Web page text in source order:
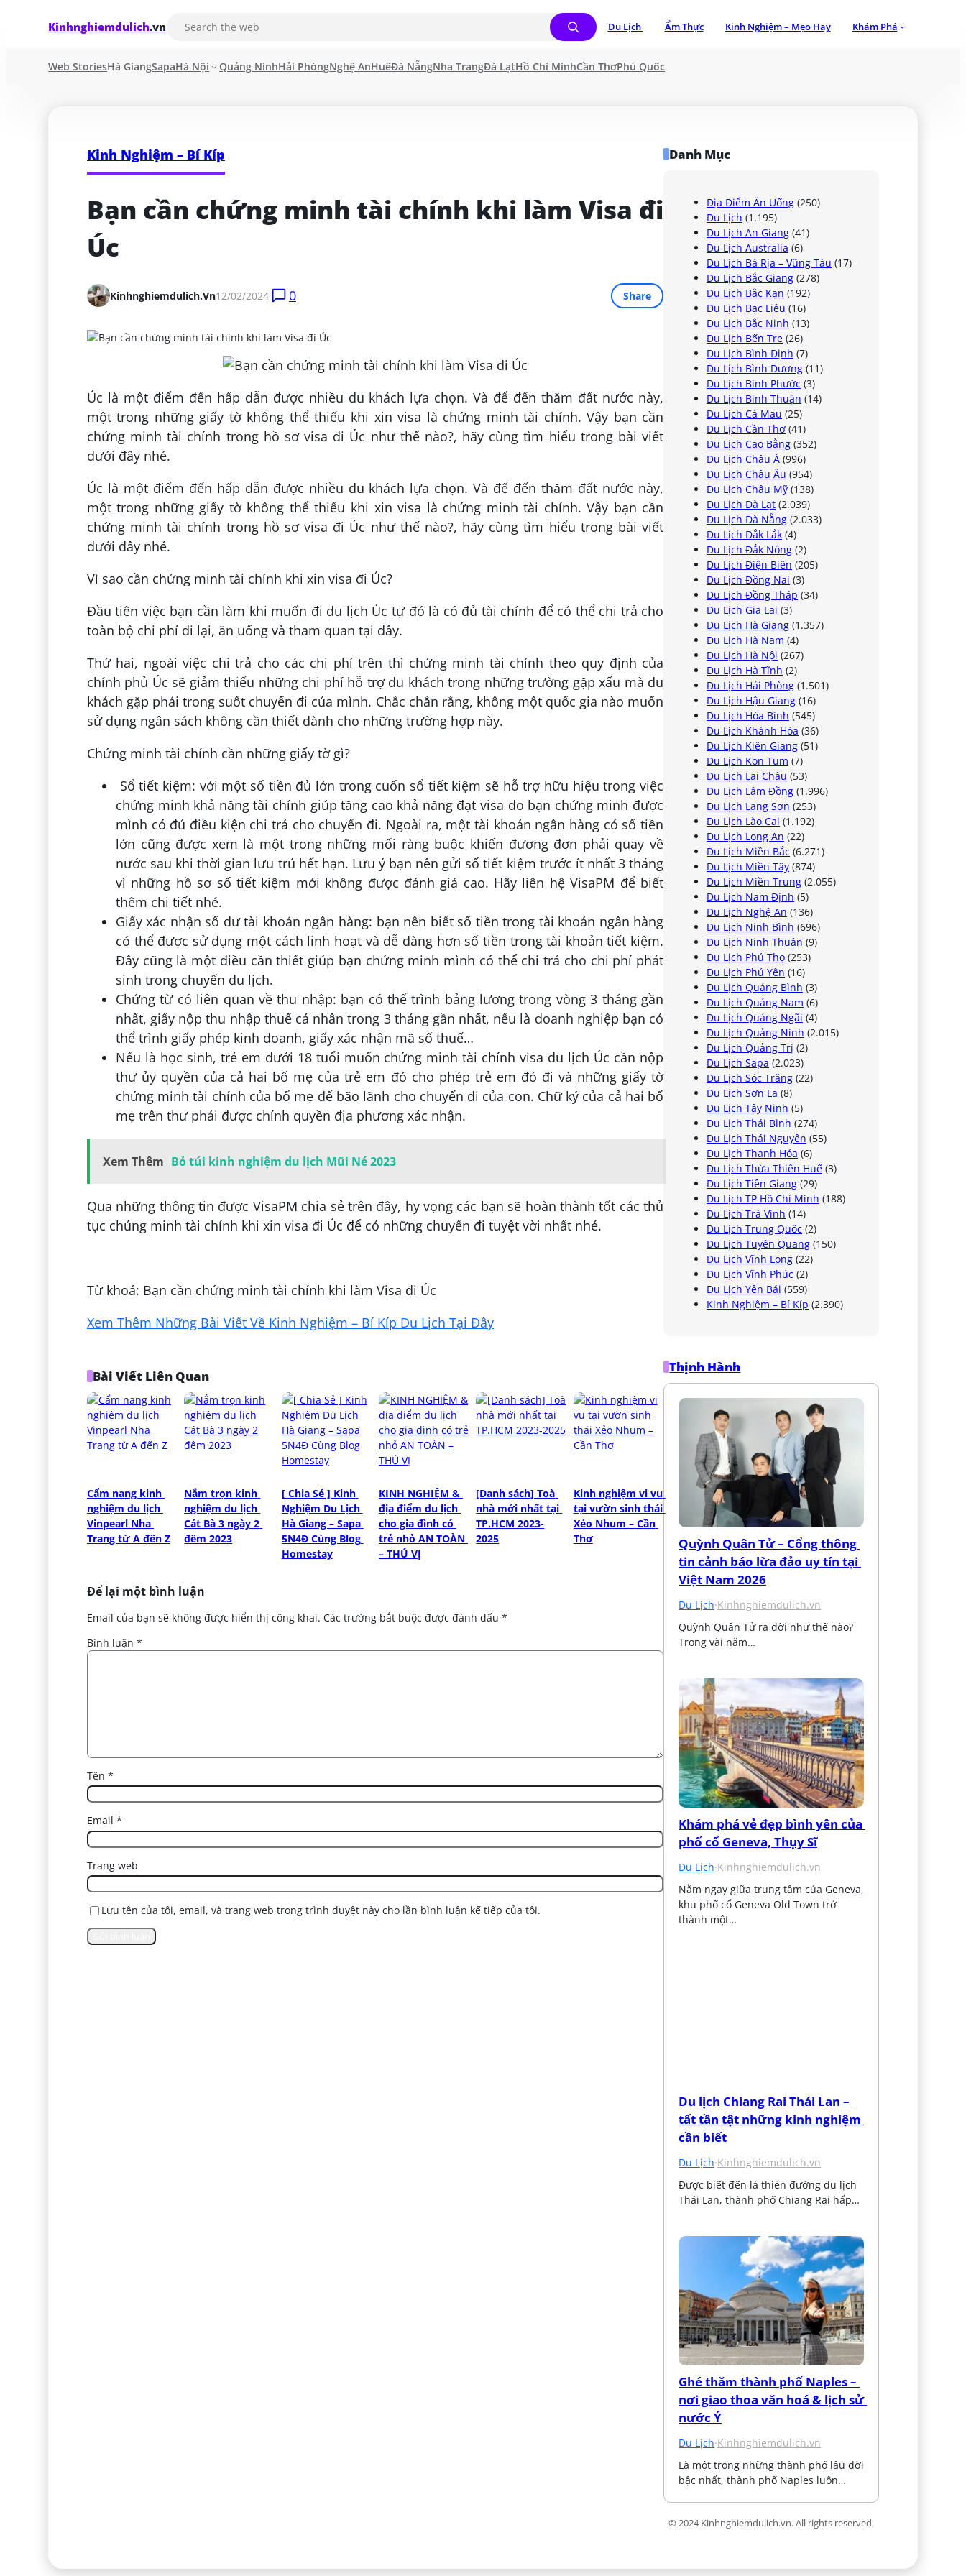
Kinhnghiemdulich.vn Du Lịch Ẩm Thực Kinh Nghiệm – Mẹo Hay Khám Phá
Web StoriesHà GiangSapaHà Nội Quảng NinhHải PhòngNghệ AnHuếĐà NẵngNha TrangĐà LạtHồ Chí MinhCần ThơPhú Quốc
Kinh Nghiệm – Bí Kíp
Bạn cần chứng minh tài chính khi làm Visa đi
Úc
Kinhnghiemdulich.vn12/02/2024 0 Share
Úc là một điểm đến hấp dẫn được nhiều du khách lựa chọn. Và để đến thăm đất nước này,
một trong những giấy tờ không thể thiếu khi xin visa là chứng minh tài chính. Vậy bạn cần
chứng minh tài chính trong hồ sơ visa đi Úc như thế nào?, hãy cùng tìm hiểu trong bài viết
dưới đây nhé.
Úc là một điểm đến hấp dẫn được nhiều du khách lựa chọn. Và để đến thăm đất nước này,
một trong những giấy tờ không thể thiếu khi xin visa là chứng minh tài chính. Vậy bạn cần
chứng minh tài chính trong hồ sơ visa đi Úc như thế nào?, hãy cùng tìm hiểu trong bài viết
dưới đây nhé.
Vì sao cần chứng minh tài chính khi xin visa đi Úc?
Đầu tiên việc bạn cần làm khi muốn đi du lịch Úc tự đó là có đủ tài chính để có thể chi trả cho
toàn bộ chi phí đi lại, ăn uống và tham quan tại đây.
Thứ hai, ngoài việc chi trả cho các chi phí trên thì chứng minh tài chính theo quy định của
chính phủ Úc sẽ giảm thiểu những chi phí hỗ trợ du khách trong những trường gặp xấu mà du
khách gặp phải trong suốt chuyến đi của mình. Chắc chắn rằng, không một quốc gia nào muốn
sử dụng ngân sách không cần thiết dành cho những trường hợp này.
Chứng minh tài chính cần những giấy tờ gì?
Sổ tiết kiệm: với một số tiền đủ lớn trong cuốn sổ tiết kiệm sẽ hỗ trợ hữu hiệu trong việc
chứng minh khả năng tài chính giúp tăng cao khả năng đạt visa do bạn chứng minh được
mình có đủ điều kiện chi trả cho chuyến đi. Ngoài ra, một tài khoản ngân hàng có số tiền
lớn cũng được xem là một trong những mối ràng buộc khiến đương đơn phải quay về
nước sau khi thời gian lưu trú hết hạn. Lưu ý bạn nên gửi số tiết kiệm trước ít nhất 3 tháng
vì những hồ sơ số tiết kiệm mới không được đánh giá cao. Hãy liên hệ VisaPM để biết
thêm chi tiết nhé.
Giấy xác nhận số dư tài khoản ngân hàng: bạn nên biết số tiền trong tài khoản ngân hàng
có thể được sử dụng một cách linh hoạt và dễ dàng hơn số tiền trong tài khoản tiết kiệm.
Đây cũng là một điều cần thiết giúp bạn chứng minh mình có thể chi trả cho chi phí phát
sinh trong chuyến du lịch.
Chứng từ có liên quan về thu nhập: bạn có thể trình bảng lương trong vòng 3 tháng gần
nhất, giấy nộp thu nhập thuế cá nhân trong 3 tháng gần nhất, nếu là doanh nghiệp bạn có
thể trình giấy phép kinh doanh, giấy xác nhận mã số thuế…
Nếu là học sinh, trẻ em dưới 18 tuổi muốn chứng minh tài chính visa du lịch Úc cần nộp
thư ủy quyền của cả hai bố mẹ của trẻ em đó cho phép trẻ em đó đi và những giấy tờ
chứng minh tài chính của bố mẹ để bão lãnh cho chuyến đi của con. Chữ ký của cả hai bố
mẹ trên thư phải được chính quyền địa phương xác nhận.
Xem Thêm Bỏ túi kinh nghiệm du lịch Mũi Né 2023
Qua những thông tin được VisaPM chia sẻ trên đây, hy vọng các bạn sẽ hoàn thành tốt các thủ
tục chúng minh tài chính khi xin visa đi Úc để có những chuyến đi tuyệt vời nhất nhé.
Từ khoá: Bạn cần chứng minh tài chính khi làm Visa đi Úc
Xem Thêm Những Bài Viết Về Kinh Nghiệm – Bí Kíp Du Lịch Tại Đây
Bài Viết Liên Quan
Cẩm nang kinh
nghiệm du lịch
Vinpearl Nha
Trang từ A đến Z
Nắm trọn kinh
nghiệm du lịch
Cát Bà 3 ngày 2
đêm 2023
[ Chia Sẻ ] Kinh
Nghiệm Du Lịch
Hà Giang – Sapa
5N4Đ Cùng Blog
Homestay
KINH NGHIỆM &
địa điểm du lịch
cho gia đình có
trẻ nhỏ AN TOÀN
– THÚ VỊ
[Danh sách] Toà
nhà mới nhất tại
TP.HCM 2023-
2025
Kinh nghiệm vi vu
tại vườn sinh thái
Xẻo Nhum – Cần
Thơ
Để lại một bình luận
Email của bạn sẽ không được hiển thị công khai. Các trường bắt buộc được đánh dấu *
Bình luận *
Tên *
Email *
Trang web
Lưu tên của tôi, email, và trang web trong trình duyệt này cho lần bình luận kế tiếp của tôi.
Danh Mục
Địa Điểm Ăn Uống (250)
Du Lịch (1.195)
Du Lịch An Giang (41)
Du Lịch Australia (6)
Du Lịch Bà Rịa – Vũng Tàu (17)
Du Lịch Bắc Giang (278)
Du Lịch Bắc Kạn (192)
Du Lịch Bạc Liêu (16)
Du Lịch Bắc Ninh (13)
Du Lịch Bến Tre (26)
Du Lịch Bình Định (7)
Du Lịch Bình Dương (11)
Du Lịch Bình Phước (3)
Du Lịch Bình Thuận (14)
Du Lịch Cà Mau (25)
Du Lịch Cần Thơ (41)
Du Lịch Cao Bằng (352)
Du Lịch Châu Á (996)
Du Lịch Châu Âu (954)
Du Lịch Châu Mỹ (138)
Du Lịch Đà Lạt (2.039)
Du Lịch Đà Nẵng (2.033)
Du Lịch Đắk Lắk (4)
Du Lịch Đắk Nông (2)
Du Lịch Điện Biên (205)
Du Lịch Đồng Nai (3)
Du Lịch Đồng Tháp (34)
Du Lịch Gia Lai (3)
Du Lịch Hà Giang (1.357)
Du Lịch Hà Nam (4)
Du Lịch Hà Nội (267)
Du Lịch Hà Tĩnh (2)
Du Lịch Hải Phòng (1.501)
Du Lịch Hậu Giang (16)
Du Lịch Hòa Bình (545)
Du Lịch Khánh Hòa (36)
Du Lịch Kiên Giang (51)
Du Lịch Kon Tum (7)
Du Lịch Lai Châu (53)
Du Lịch Lâm Đồng (1.996)
Du Lịch Lạng Sơn (253)
Du Lịch Lào Cai (1.192)
Du Lịch Long An (22)
Du Lịch Miền Bắc (6.271)
Du Lịch Miền Tây (874)
Du Lịch Miền Trung (2.055)
Du Lịch Nam Định (5)
Du Lịch Nghệ An (136)
Du Lịch Ninh Bình (696)
Du Lịch Ninh Thuận (9)
Du Lịch Phú Thọ (253)
Du Lịch Phú Yên (16)
Du Lịch Quảng Bình (3)
Du Lịch Quảng Nam (6)
Du Lịch Quảng Ngãi (4)
Du Lịch Quảng Ninh (2.015)
Du Lịch Quảng Trị (2)
Du Lịch Sapa (2.023)
Du Lịch Sóc Trăng (22)
Du Lịch Sơn La (8)
Du Lịch Tây Ninh (5)
Du Lịch Thái Bình (274)
Du Lịch Thái Nguyên (55)
Du Lịch Thanh Hóa (6)
Du Lịch Thừa Thiên Huế (3)
Du Lịch Tiền Giang (29)
Du Lịch TP Hồ Chí Minh (188)
Du Lịch Trà Vinh (14)
Du Lịch Trung Quốc (2)
Du Lịch Tuyên Quang (150)
Du Lịch Vĩnh Long (22)
Du Lịch Vĩnh Phúc (2)
Du Lịch Yên Bái (559)
Kinh Nghiệm – Bí Kíp (2.390)
Thịnh Hành
Quỳnh Quân Tử – Cổng thông
tin cảnh báo lừa đảo uy tín tại
Việt Nam 2026
Du Lịch·Kinhnghiemdulich.vn
Quỳnh Quân Tử ra đời như thế nào?
Trong vài năm…
Khám phá vẻ đẹp bình yên của
phố cổ Geneva, Thụy Sĩ
Du Lịch·Kinhnghiemdulich.vn
Nằm ngay giữa trung tâm của Geneva,
khu phố cổ Geneva Old Town trở
thành một…
Du lịch Chiang Rai Thái Lan –
tất tần tật những kinh nghiệm
cần biết
Du Lịch·Kinhnghiemdulich.vn
Được biết đến là thiên đường du lịch
Thái Lan, thành phố Chiang Rai hấp…
Ghé thăm thành phố Naples –
nơi giao thoa văn hoá & lịch sử
nước Ý
Du Lịch·Kinhnghiemdulich.vn
Là một trong những thành phố lâu đời
bậc nhất, thành phố Naples luôn…
© 2024 Kinhnghiemdulich.vn. All rights reserved.